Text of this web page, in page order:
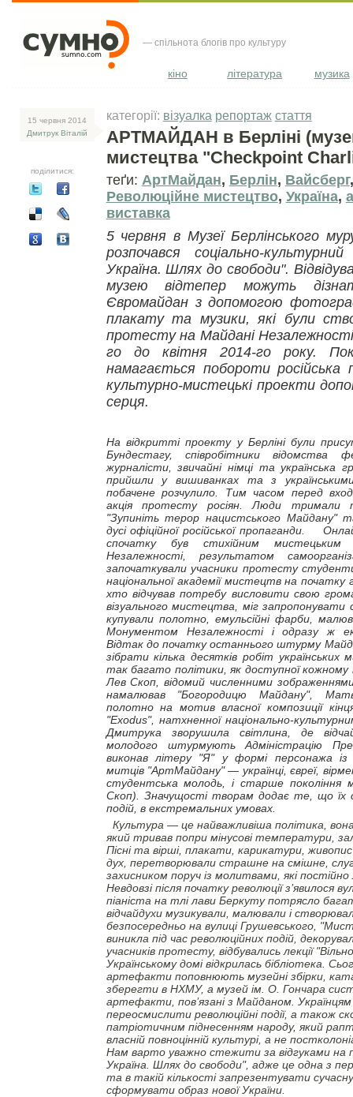
— спільнота блогів про культуру
кіно література музика
15 червня 2014
Дмитрук Віталій
поділитися:
категорії: візуалка репортаж стаття
АРТМАЙДАН в Берліні
мистецтва "Checkpoint
теґи: АртМайдан, Берлін, Вайсберг
Революційне мистецтво, Україна,
виставка
5 червня в Музеї Берлінського
розпочався соціально-
Україна. Шлях до свободи".
музею відтепер можуть
Євромайдан з допомогою
плакату та музики, які були
протесту на Майдані
го до квітня 2014-го року.
намагається побороти російська
культурно-мистецькі проекти
серця.
На відкритті проекту у Берліні були
Бундестагу, співробітники відомства
журналісти, звичайні німці та
прийшли у вишиванках та з
побачене розчулило. Тим часом перед
акція протесту росіян. Люди
"Зупиніть терор нацистського Майдану"
дусі офіційної російської пропаганди.
спочатку був стихійним
Незалежності, результатом
започаткували учасники протесту студенти
національної академії мистецтв на початку
хто відчував потребу висловити свою
візуального мистецтва, міг запропонувати
купували полотно, емульсійні фарби,
Монументом Незалежності і одразу ж
Відтак до початку останнього штурму
зібрати кілька десятків робіт
так багато політики, як доступної кожному
Лев Скоп, відомий численними
намалював "Богородицю Майдану",
полотно на мотив власної композиції
"Exodus", натхненної національно-
Дмитрука зворушила світлина, де
молодого штурмують Адміністрацію
виконав літеру "Я" у формі персонажа
митців "АртМайдану" — українці, євреї,
студентська молодь, і старше покоління
Скоп). Значущості творам додає те, що їх
подій, в екстремальних умовах.
Культура — це найважливіша політика,
який тривав попри мінусові температури,
Пісні та вірші, плакати, карикатури,
дух, перетворювали страшне на смішне,
захисником поруч із молитвами, які постійно
Невдовзі після початку революції з’явилося
піаніста на тлі лави Беркуту потрясло
відчайдухи музикували, малювали і
безпосередньо на вулиці Грушевського,
виникла під час революційних подій,
учасників протесту, відбувались лекції
Українському домі відкрилась бібліотека.
артефакти поповнюють музейні збірки,
зберегти в НХМУ, а музей ім. О. Гончара
артефакти, пов’язані з Майданом.
переосмислити революційні події, а також
патріотичним піднесенням народу, який
власній повноцінній культурі, а не
Нам варто уважно стежити за відгуками на
Україна. Шлях до свободи", адже це одна з
та в такій кількості запрезентувати
сформувати образ нової України.